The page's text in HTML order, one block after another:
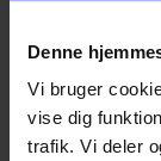
Denne
Vi bruger
vise dig
trafik. Vi deler
Livsstil
Kendte
Sundhed
Økonomi